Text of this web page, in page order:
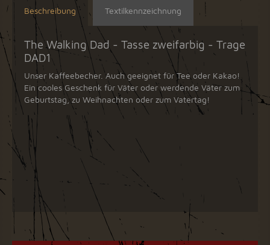
Beschreibung Textilkennzeichnung
The Walking Dad - Tasse zweifarbig - Trage
DAD1
Unser Kaffeebecher. Auch geeignet für Tee oder Kakao!
Ein cooles Geschenk für Väter oder werdende Väter zum
Geburtstag, zu Weihnachten oder zum Vatertag!